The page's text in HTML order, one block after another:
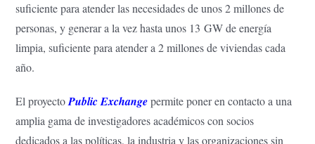
suficiente para atender las necesidades de unos 2 millones de
personas, y generar a la vez hasta unos 13 GW de energía
limpia, suficiente para atender a 2 millones de viviendas cada
año.
El proyectoPublic Exchangepermite poner en contacto a una
amplia gama de investigadores académicos con socios
dedicados a las políticas, la industria y las organizaciones sin